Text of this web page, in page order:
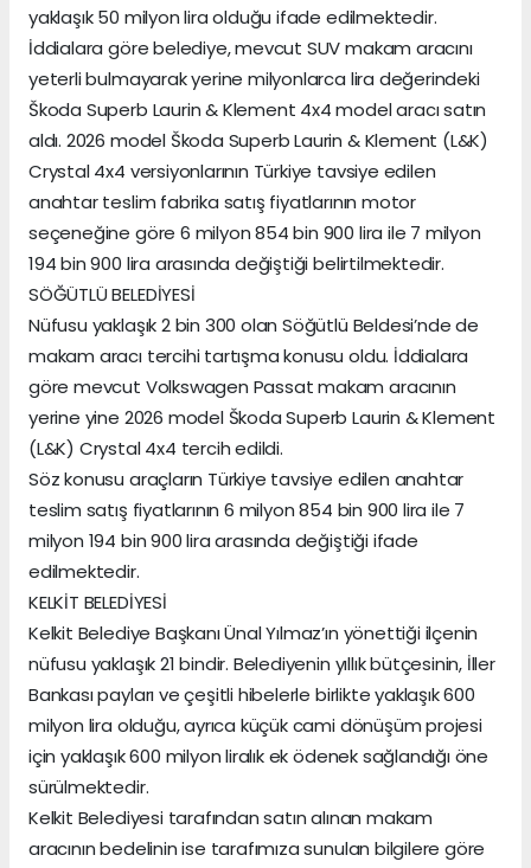
yaklaşık 50 milyon lira olduğu ifade edilmektedir.
İddialara göre belediye, mevcut SUV makam aracını
yeterli bulmayarak yerine milyonlarca lira değerindeki
Škoda Superb Laurin & Klement 4x4 model aracı satın
aldı. 2026 model Škoda Superb Laurin & Klement (L&K)
Crystal 4x4 versiyonlarının Türkiye tavsiye edilen
anahtar teslim fabrika satış fiyatlarının motor
seçeneğine göre 6 milyon 854 bin 900 lira ile 7 milyon
194 bin 900 lira arasında değiştiği belirtilmektedir.
SÖĞÜTLÜ BELEDİYESİ
Nüfusu yaklaşık 2 bin 300 olan Söğütlü Beldesi’nde de
makam aracı tercihi tartışma konusu oldu. İddialara
göre mevcut Volkswagen Passat makam aracının
yerine yine 2026 model Škoda Superb Laurin & Klement
(L&K) Crystal 4x4 tercih edildi.
Söz konusu araçların Türkiye tavsiye edilen anahtar
teslim satış fiyatlarının 6 milyon 854 bin 900 lira ile 7
milyon 194 bin 900 lira arasında değiştiği ifade
edilmektedir.
KELKİT BELEDİYESİ
Kelkit Belediye Başkanı Ünal Yılmaz’ın yönettiği ilçenin
nüfusu yaklaşık 21 bindir. Belediyenin yıllık bütçesinin, İller
Bankası payları ve çeşitli hibelerle birlikte yaklaşık 600
milyon lira olduğu, ayrıca küçük cami dönüşüm projesi
için yaklaşık 600 milyon liralık ek ödenek sağlandığı öne
sürülmektedir.
Kelkit Belediyesi tarafından satın alınan makam
aracının bedelinin ise tarafımıza sunulan bilgilere göre